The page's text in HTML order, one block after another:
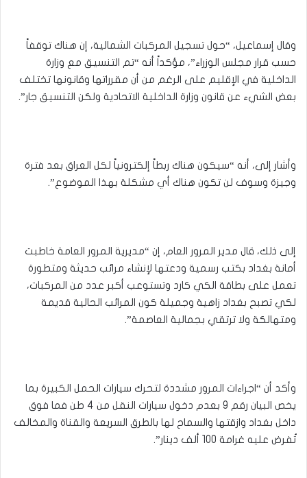
وقال إسماعيل، “حول تسجيل المركبات الشمالية، إن هناك توقفاً
حسب قرار مجلس الوزراء”، مؤكداً أنه “تم التنسيق مع وزارة
الداخلية في الإقليم على الرغم من أن مقرراتها وقانونها تختلف
بعض الشيء عن قانون وزارة الداخلية الاتحادية ولكن التنسيق جار”.
وأشار إلى، أنه “سيكون هناك ربطاً إلكترونياً لكل العراق بعد فترة
وجيزة وسوف لن تكون هناك أي مشكلة بهذا الموضوع”.
إلى ذلك، قال مدير المرور العام، إن “مديرية المرور العامة خاطبت
أمانة بغداد بكتب رسمية ودعتها لإنشاء مرائب حديثة ومتطورة
تعمل على بطاقة الكي كارد وتستوعب أكبر عدد من المركبات،
لكي تصبح بغداد زاهية وجميلة كون المرائب الحالية قديمة
ومتهالكة ولا ترتقي بجمالية العاصمة”.
وأكد أن “اجراءات المرور مشددة لتحرك سيارات الحمل الكبيرة بما
يخص البيان رقم 9 بعدم دخول سيارات النقل من 4 طن فما فوق
داخل بغداد وازقتها والسماح لها بالطرق السريعة والقناة والمخالف
تُفرض عليه غرامة 100 ألف دينار”.